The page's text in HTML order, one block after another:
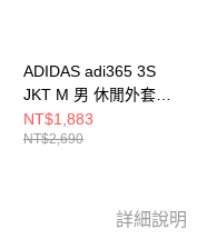
ADIDAS adi365 3S
JKT M 男 休閒外套
KQ8061
NT$1,883
NT$2,690
詳細說明